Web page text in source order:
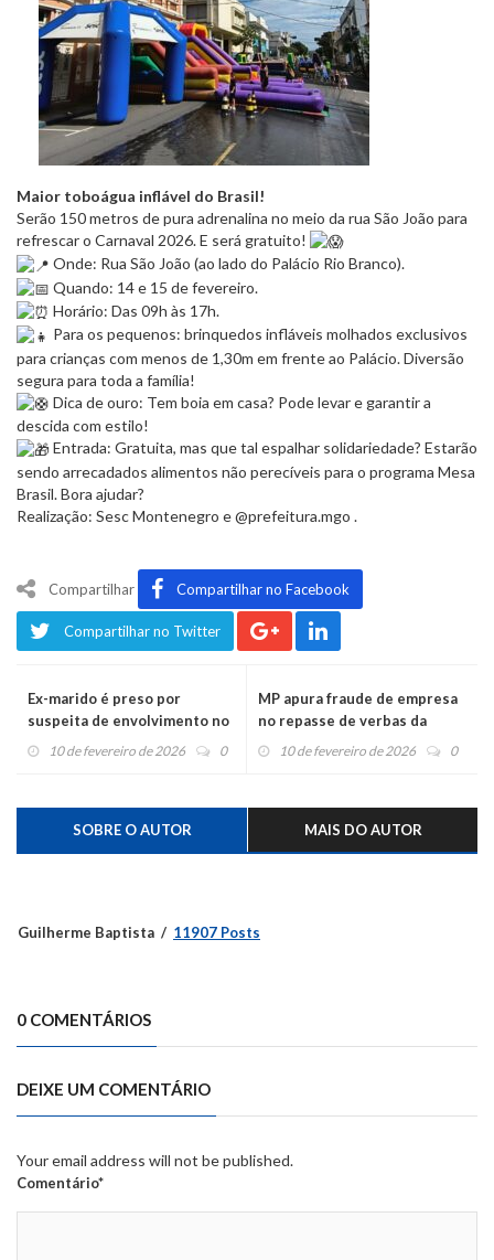
Maior toboágua inflável do Brasil!
Serão 150 metros de pura adrenalina no meio da rua São João para
refrescar o Carnaval 2026. E será gratuito!
Onde: Rua São João (ao lado do Palácio Rio Branco).
Quando: 14 e 15 de fevereiro.
Horário: Das 09h às 17h.
Para os pequenos: brinquedos infláveis molhados exclusivos
para crianças com menos de 1,30m em frente ao Palácio. Diversão
segura para toda a família!
Dica de ouro: Tem boia em casa? Pode levar e garantir a
descida com estilo!
Entrada: Gratuita, mas que tal espalhar solidariedade? Estarão
sendo arrecadados alimentos não perecíveis para o programa Mesa
Brasil. Bora ajudar?
Realização: Sesc Montenegro e @prefeitura.mgo .
Compartilhar Compartilhar no Facebook
Compartilhar no Twitter
Ex-marido é preso por
suspeita de envolvimento no
desaparecimento de família
10 de fevereiro de 2026 0
MP apura fraude de empresa
no repasse de verbas da
saúde para 11 prefeituras
10 de fevereiro de 2026 0
SOBRE O AUTOR MAIS DO AUTOR
Guilherme Baptista 11907 Posts
0 COMENTÁRIOS
DEIXE UM COMENTÁRIO
Your email address will not be published.
Comentário*